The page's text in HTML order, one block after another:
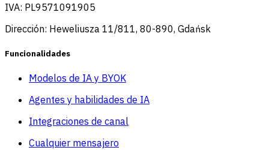
IVA: PL9571091905
Dirección: Heweliusza 11/811, 80-890, Gdańsk
Funcionalidades
Modelos de IA y BYOK
Agentes y habilidades de IA
Integraciones de canal
Cualquier mensajero